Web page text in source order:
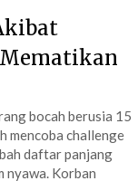
bocah berusia 15
mencoba challenge
daftar panjang
nyawa. Korban